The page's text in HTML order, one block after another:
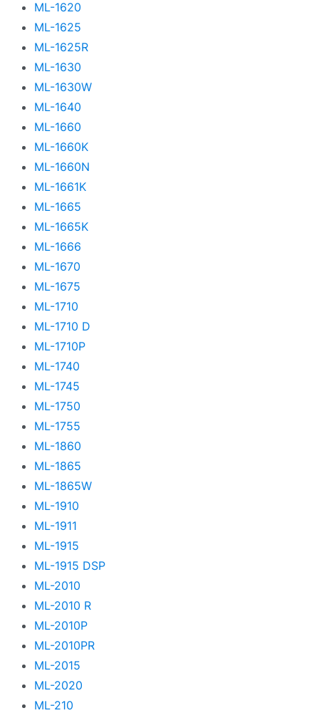
ML-1620
ML-1625
ML-1625R
ML-1630
ML-1630W
ML-1640
ML-1660
ML-1660K
ML-1660N
ML-1661K
ML-1665
ML-1665K
ML-1666
ML-1670
ML-1675
ML-1710
ML-1710 D
ML-1710P
ML-1740
ML-1745
ML-1750
ML-1755
ML-1860
ML-1865
ML-1865W
ML-1910
ML-1911
ML-1915
ML-1915 DSP
ML-2010
ML-2010 R
ML-2010P
ML-2010PR
ML-2015
ML-2020
ML-210